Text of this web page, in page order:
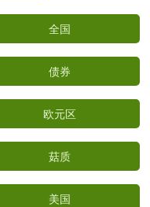
全国
债券
欧元区
菇质
美国